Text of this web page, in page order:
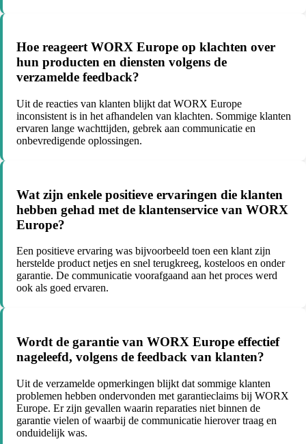
Hoe reageert WORX Europe op klachten over
hun producten en diensten volgens de
verzamelde feedback?
Uit de reacties van klanten blijkt dat WORX Europe
inconsistent is in het afhandelen van klachten. Sommige klanten
ervaren lange wachttijden, gebrek aan communicatie en
onbevredigende oplossingen.
Wat zijn enkele positieve ervaringen die klanten
hebben gehad met de klantenservice van WORX
Europe?
Een positieve ervaring was bijvoorbeeld toen een klant zijn
herstelde product netjes en snel terugkreeg, kosteloos en onder
garantie. De communicatie voorafgaand aan het proces werd
ook als goed ervaren.
Wordt de garantie van WORX Europe effectief
nageleefd, volgens de feedback van klanten?
Uit de verzamelde opmerkingen blijkt dat sommige klanten
problemen hebben ondervonden met garantieclaims bij WORX
Europe. Er zijn gevallen waarin reparaties niet binnen de
garantie vielen of waarbij de communicatie hierover traag en
onduidelijk was.